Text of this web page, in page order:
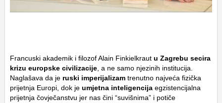
Francuski akademik i filozof Alain Finkielkraut u Zagrebu secira
krizu europske civilizacije , a ne samo njezinih institucija.
Naglašava da je ruski imperijalizam trenutno najveća fizička
prijetnja Europi, dok je umjetna inteligencija egzistencijalna
prijetnja čovječanstvu jer nas čini “suvišnima” i potiče